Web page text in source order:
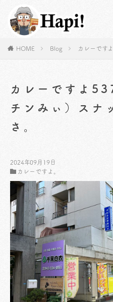
HOME Blog カレーですよ
カレーですよ
チンみぃ）スナ
さ。
2024年09月19日
カレーですよ。